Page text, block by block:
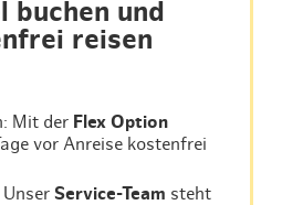
buchen und
reisen
Mit der Flex Option
vor Anreise kostenfrei
UnserService-Team steht